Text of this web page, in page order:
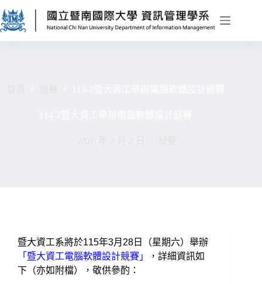
暨大資工系將於115年3月28日（星期六）舉辦
「 暨大資工電腦軟體設計競賽」
，詳細資訊如
下（亦如附檔）， 敬供參酌：